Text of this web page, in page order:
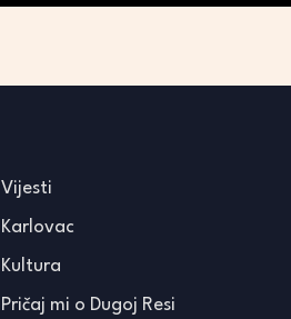
Vijesti
Karlovac
Kultura
Pričaj mi o Dugoj Resi